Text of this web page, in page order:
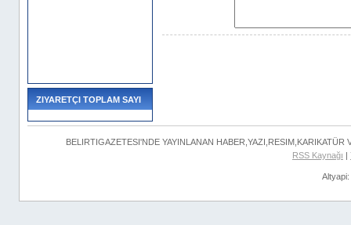
ZIYARETÇI TOPLAM SAYI
BELIRTIGAZETESI'NDE YAYINLANAN
RSS Kaynağı |
Altyapi: